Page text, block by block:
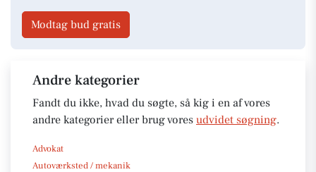
Modtag bud gratis
Andre kategorier
Fandt du ikke, hvad du søgte, så kig i en af vores
andre kategorier eller brug vores udvidet søgning.
Advokat
Autoværksted / mekanik